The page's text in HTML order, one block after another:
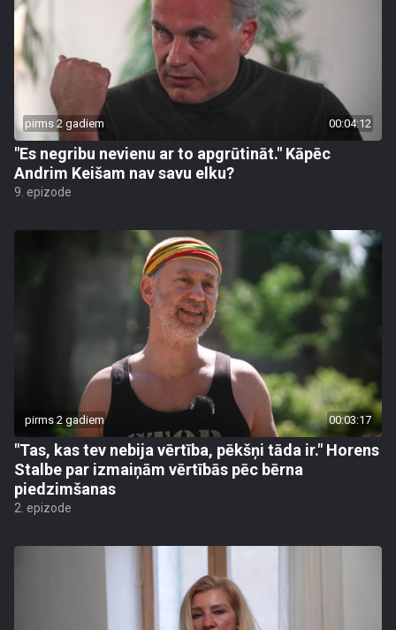
pirms 2 gadiem 00:04:12
"Es negribu nevienu ar to apgrūtināt." Kāpēc
Andrim Keišam nav savu elku?
9. epizode
pirms 2 gadiem 00:03:17
"Tas, kas tev nebija vērtība, pēkšņi tāda ir." Horens
Stalbe par izmaiņām vērtībās pēc bērna
piedzimšanas
2. epizode